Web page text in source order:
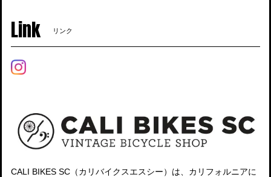
Link リンク
CALI BIKES SC（カリバイクスエスシー）は、カリフォルニアに